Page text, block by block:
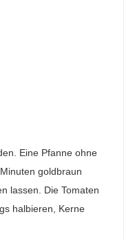
Eine Pfanne ohne
goldbraun
lassen. Die Tomaten
halbieren, Kerne